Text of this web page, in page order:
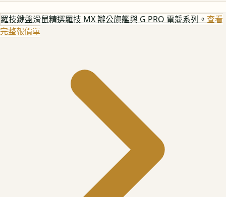
羅技鍵盤滑鼠精選羅技 MX 辦公旗艦與 G PRO 電競系列。 查看
完整報價單